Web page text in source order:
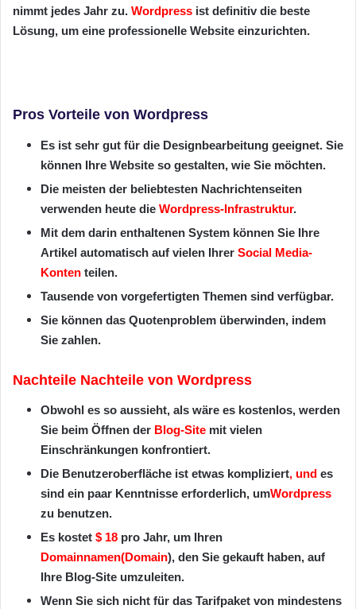
nimmt jedes Jahr zu. Wordpress ist definitiv die beste
Lösung, um eine professionelle Website einzurichten.
Pros Vorteile von Wordpress
Es ist sehr gut für die Designbearbeitung geeignet. Sie
können Ihre Website so gestalten, wie Sie möchten.
Die meisten der beliebtesten Nachrichtenseiten
verwenden heute die Wordpress-Infrastruktur.
Mit dem darin enthaltenen System können Sie Ihre
Artikel automatisch auf vielen Ihrer Social Media-
Konten teilen.
Tausende von vorgefertigten Themen sind verfügbar.
Sie können das Quotenproblem überwinden, indem
Sie zahlen.
Nachteile Nachteile von Wordpress
Obwohl es so aussieht, als wäre es kostenlos, werden
Sie beim Öffnen der Blog-Site mit vielen
Einschränkungen konfrontiert.
Die Benutzeroberfläche ist etwas kompliziert, und es
sind ein paar Kenntnisse erforderlich, umWordpress
zu benutzen.
Es kostet $ 18 pro Jahr, um Ihren
Domainnamen(Domain), den Sie gekauft haben, auf
Ihre Blog-Site umzuleiten.
Wenn Sie sich nicht für das Tarifpaket von mindestens